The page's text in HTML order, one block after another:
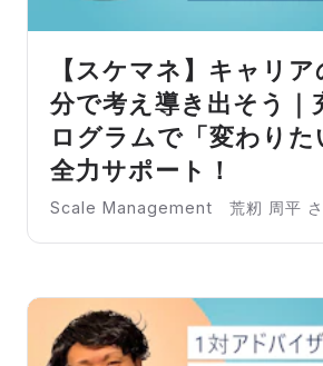
【スケマネ】キャリ
分で考え導き出そう｜
ログラムで「変わりた
全力サポート！
Scale Management 荒籾 周平